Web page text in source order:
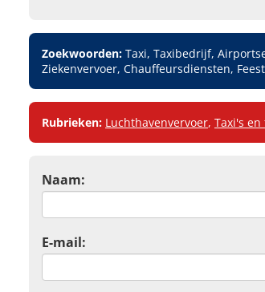
Zoekwoorden: Taxi, Taxibedrijf,
Ziekenvervoer, Chauffeursdiensten,
Rubrieken: Luchthavenvervoer, Taxi's
Naam:
E-mail: